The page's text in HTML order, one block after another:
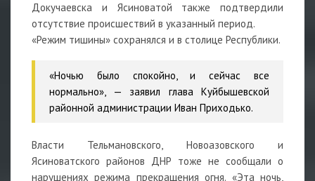
Докучаевска и Ясиноватой также подтвердили
отсутствие происшествий в указанный период.
«Режим тишины» сохранялся и в столице Республики.
«Ночью было спокойно, и сейчас все
нормально», — заявил глава Куйбышевской
районной администрации Иван Приходько.
Власти Тельмановского, Новоазовского и
Ясиноватского районов ДНР тоже не сообщали о
нарушениях режима прекращения огня. «Эта ночь,